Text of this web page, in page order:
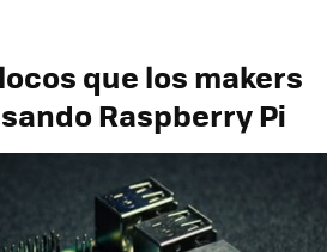
que los makers
Raspberry Pi